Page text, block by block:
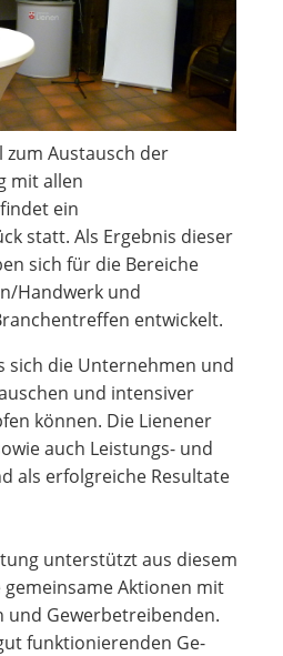
zum Austausch der
mit allen
ein
statt. Als Ergebnis dieser
sich für die Bereiche
Handwerk und
entwickelt.
sich die Unternehmen und
und intensiver
können. Die Lienener
auch Leistungs- und
als erfolgreiche Resultate
unterstützt aus die­sem
Aktio­nen mit
und Gewerbe­treiben­den.
funktionierenden Ge­